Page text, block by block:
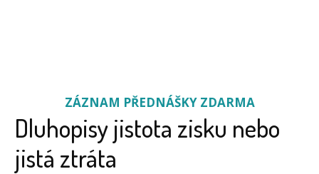
ZÁZNAM PŘEDNÁŠKY ZDARMA
Dluhopisy jistota zisku nebo
jistá ztráta